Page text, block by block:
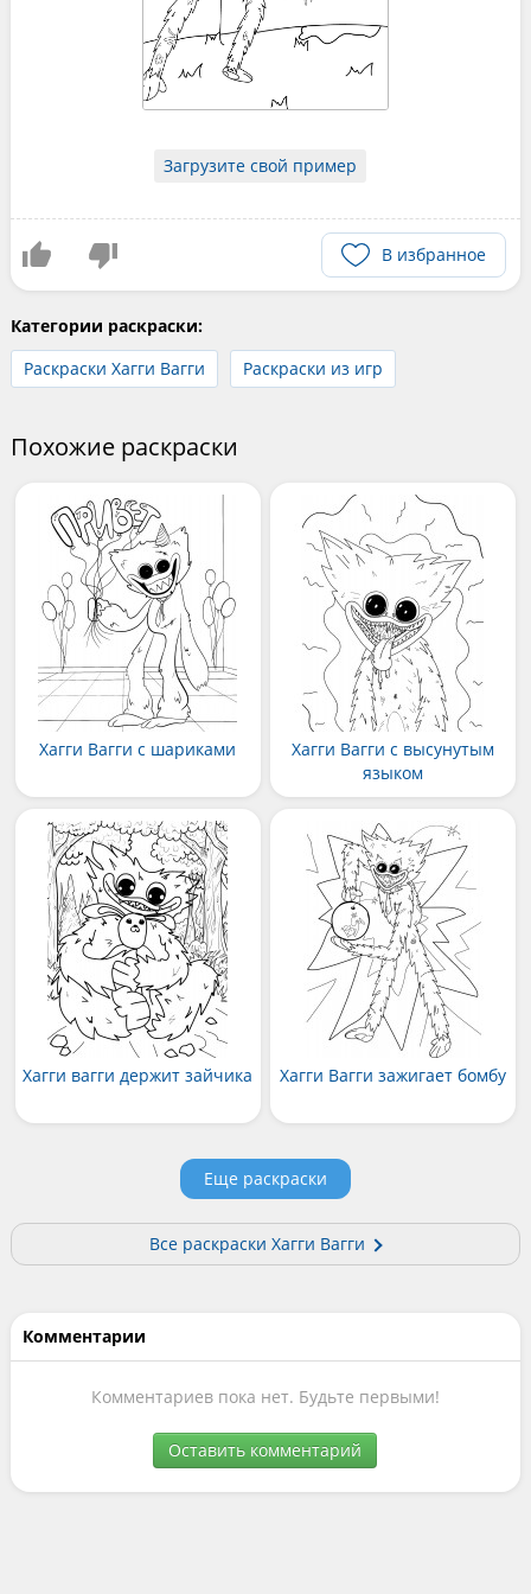
Загрузите свой пример
В избранное
Категории раскраски:
Раскраски Хагги Вагги
Раскраски из игр
Похожие раскраски
Хагги Вагги с шариками
Хагги Вагги с высунутым
языком
Хагги вагги держит зайчика Хагги Вагги зажигает бомбу
Еще раскраски
Все раскраски Хагги Вагги
Комментарии
Комментариев пока нет. Будьте первыми!
Оставить комментарий